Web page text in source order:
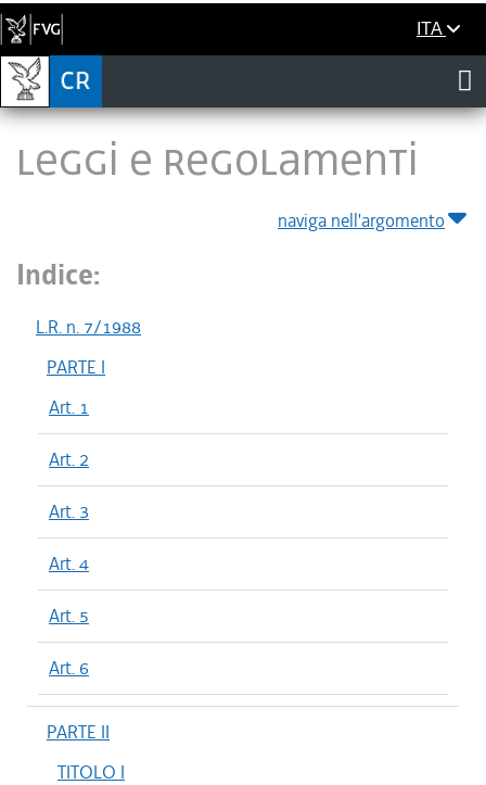
ITA
LEGGI E REGOLAMENTI
naviga nell'argomento
Indice:
L.R. n. 7/1988
PARTE I
Art. 1
Art. 2
Art. 3
Art. 4
Art. 5
Art. 6
PARTE II
TITOLO I